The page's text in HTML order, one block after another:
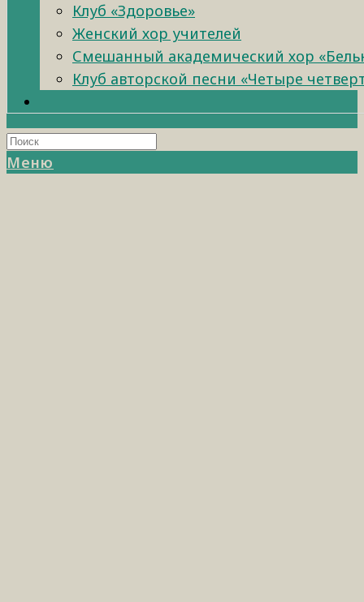
Клуб «Здоровье»
Женский хор учителей
Смешанный академический хор
Клуб авторской песни «Четыре
Меню